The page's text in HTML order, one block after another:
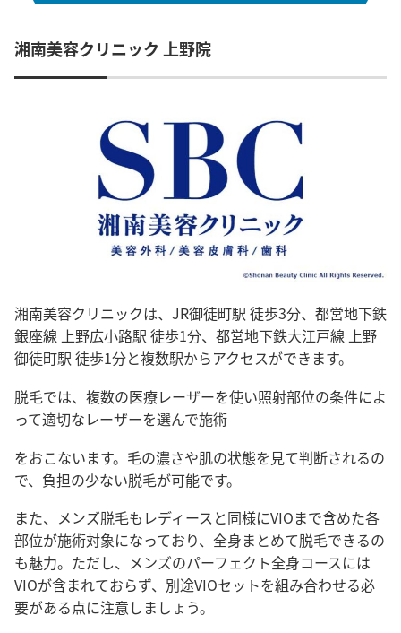
湘南美容クリニック 上野院
湘南美容クリニックは、JR御徒町駅 徒歩3分、都営地下鉄
銀座線 上野広小路駅 徒歩1分、都営地下鉄大江戸線 上野
御徒町駅 徒歩1分と複数駅からアクセスができます。
脱毛では、複数の医療レーザーを使い照射部位の条件によ
って適切なレーザーを選んで施術
をおこないます。毛の濃さや肌の状態を見て判断されるの
で、負担の少ない脱毛が可能です。
また、メンズ脱毛もレディースと同様にVIOまで含めた各
部位が施術対象になっており、全身まとめて脱毛できるの
も魅力。ただし、メンズのパーフェクト全身コースには
VIOが含まれておらず、別途VIOセットを組み合わせる必
要がある点に注意しましょう。